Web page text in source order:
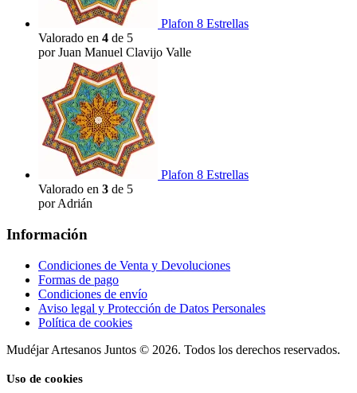
Plafon 8 Estrellas
Valorado en 4 de 5
por Juan Manuel Clavijo Valle
Plafon 8 Estrellas
Valorado en 3 de 5
por Adrián
Información
Condiciones de Venta y Devoluciones
Formas de pago
Condiciones de envío
Aviso legal y Protección de Datos Personales
Política de cookies
Mudéjar Artesanos Juntos © 2026. Todos los derechos reservados.
Uso de cookies